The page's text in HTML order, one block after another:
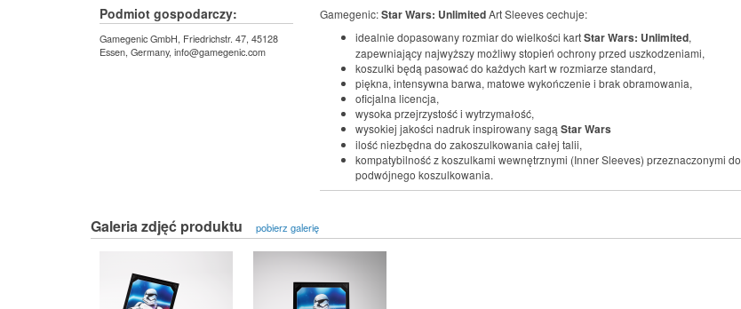
Podmiot gospodarczy:
Gamegenic GmbH, Friedrichstr. 47, 45128
Essen, Germany, info@gamegenic.com
Gamegenic:Star Wars: UnlimitedArt Sleeves cechuje:
idealnie dopasowany rozmiar do wielkości kartStar Wars: Unlimited,
zapewniający najwyższy możliwy stopień ochrony przed uszkodzeniami,
koszulki będą pasować do każdych kart w rozmiarze standard,
piękna, intensywna barwa, matowe wykończenie i brak obramowania,
oficjalna licencja,
wysoka przejrzystość i wytrzymałość,
wysokiej jakości nadruk inspirowany sagą Star Wars
ilość niezbędna do zakoszulkowania całej talii,
kompatybilność z koszulkami wewnętrznymi (Inner Sleeves) przeznaczonymi do
podwójnego koszulkowania.
Galeria zdjęć produktu pobierz galerię